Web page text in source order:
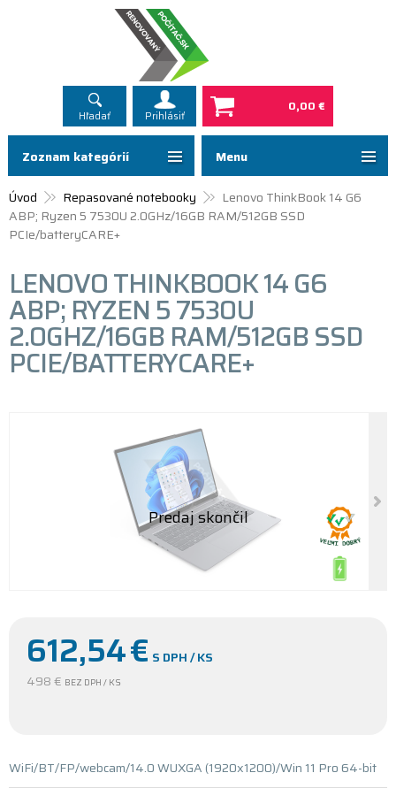
Hľadať Prihlásiť
0,00 €
Menu
Úvod Repasované notebooky
Lenovo ThinkBook 14 G6
ABP; Ryzen 5 7530U 2.0GHz/16GB RAM/512GB SSD
PCIe/batteryCARE+
LENOVO THINKBOOK 14 G6
ABP; RYZEN 5 7530U
2.0GHZ/16GB RAM/512GB SSD
PCIE/BATTERYCARE+
612,54€ S DPH / KS
498 € BEZ DPH / KS
WiFi/BT/FP/webcam/14.0 WUXGA (1920x1200)/Win 11 Pro 64-bit
Zoznam kategórií